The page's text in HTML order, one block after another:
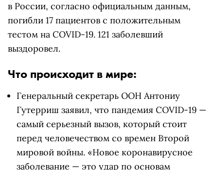
в России, согласно официальным данным,
погибли 17 пациентов с положительным
тестом на COVID-19. 121 заболевший
выздоровел.
Что происходит в мире:
Генеральный секретарь ООН Антониу
Гутерриш заявил, что пандемия COVID-19 —
самый серьезный вызов, который стоит
перед человечеством со времен Второй
мировой войны. «Новое коронавирусное
заболевание — это удар по основам